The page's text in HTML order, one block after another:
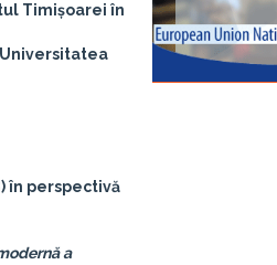
Timișoarei în
în perspectivă
a